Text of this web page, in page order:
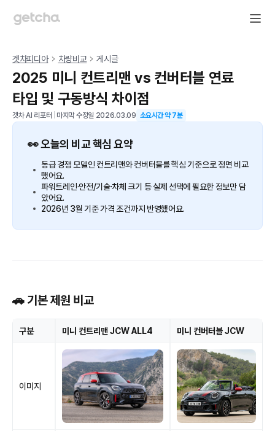
겟차피디아 차량비교 게시글
2025 미니 컨트리맨 vs 컨버터블 연료
타입 및 구동방식 차이점
겟차 AI 리포터 마지막 수정일 2026.03.09 소요시간 약7분
👀 오늘의 비교 핵심 요약
동급 경쟁 모델인 컨트리맨와 컨버터블를 핵심 기준으로 정면 비교
했어요.
파워트레인·안전/기술·차체 크기 등 실제 선택에 필요한 정보만 담
았어요.
2026년 3월 기준 가격 조건까지 반영했어요.
🚗 기본 제원 비교
구분 미니 컨트리맨 JCW ALL4 미니 컨버터블 JCW
이미지